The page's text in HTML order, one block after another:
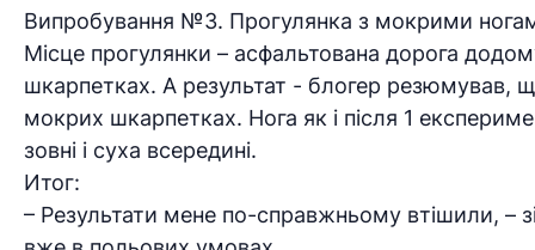
Випробування №3. Прогулянка з мокрими
Місце прогулянки – асфальтована дорога
шкарпетках. А результат - блогер резюмував,
мокрих шкарпетках. Нога як і після 1
зовні і суха всередині.
Итог:
– Результати мене по-справжньому втішили, –